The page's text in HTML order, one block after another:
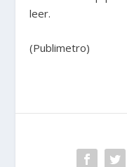
leer.
(Publimetro)